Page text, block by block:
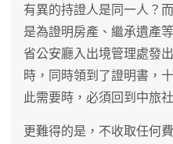
有異的持證人是同一人？
是為證明房產、繼承遺產
省公安廳入出境管理處發
時，同時領到了證明書，
此需要時，必須回到中旅
更難得的是，不收取任何